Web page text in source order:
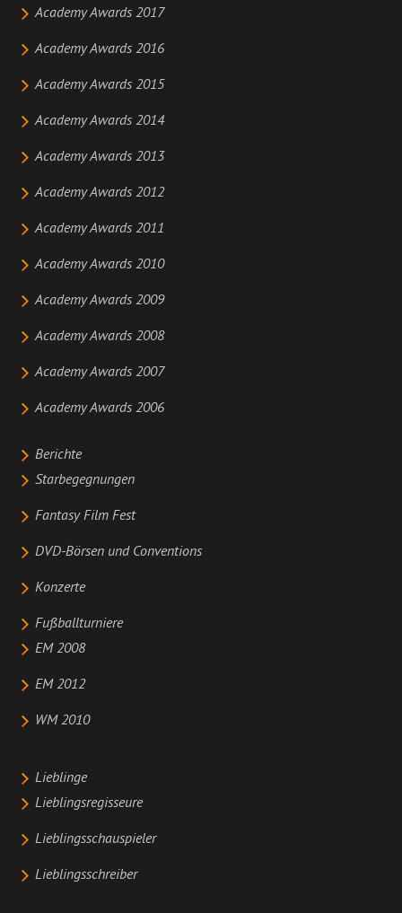
Academy Awards 2017
Academy Awards 2016
Academy Awards 2015
Academy Awards 2014
Academy Awards 2013
Academy Awards 2012
Academy Awards 2011
Academy Awards 2010
Academy Awards 2009
Academy Awards 2008
Academy Awards 2007
Academy Awards 2006
Berichte
Starbegegnungen
Fantasy Film Fest
DVD-Börsen und Conventions
Konzerte
Fußballturniere
EM 2008
EM 2012
WM 2010
Lieblinge
Lieblingsregisseure
Lieblingsschauspieler
Lieblingsschreiber